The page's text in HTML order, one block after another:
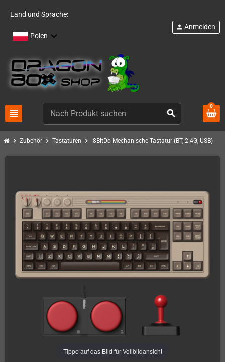
Land und Sprache:
Polen
view_headline search
person Anmelden
0
chevron_right Zubehör chevron_right Tastaturen chevron_right 8BitDo Mechanische Tastatur (BT, 2.4G, USB)
Tippe auf das Bild für Vollbildansicht